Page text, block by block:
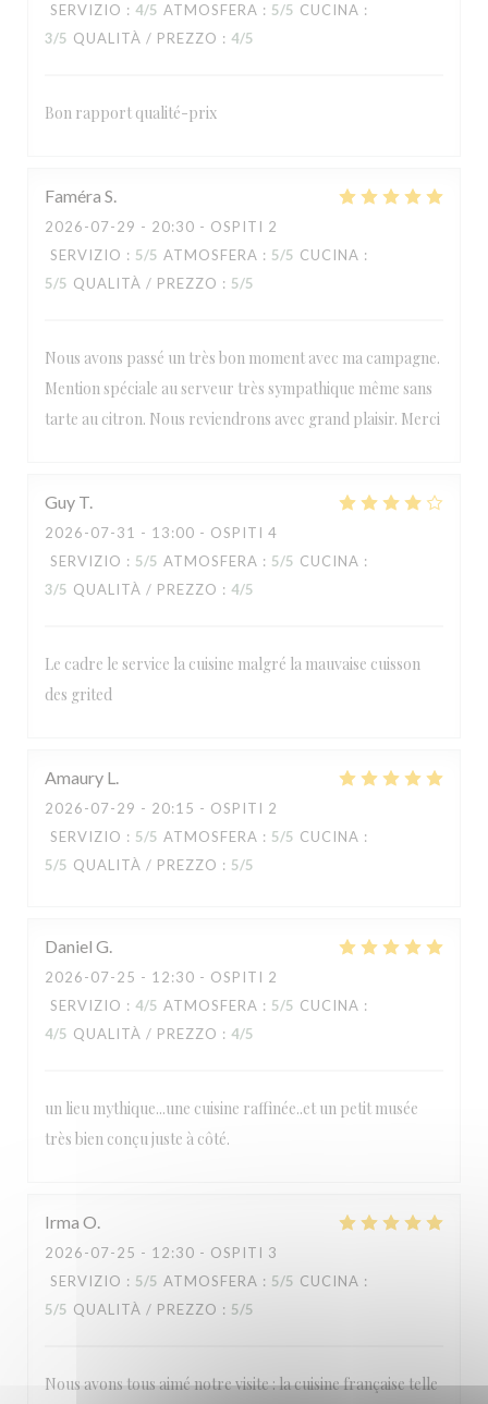
SERVIZIO : 4/5 ATMOSFERA : 5/5 CUCINA :
3/5 QUALITÀ / PREZZO : 4/5
Bon rapport qualité-prix
Faméra S
2026-07-29 - 20:30 - OSPITI 2
SERVIZIO : 5/5 ATMOSFERA : 5/5 CUCINA :
5/5 QUALITÀ / PREZZO : 5/5
Nous avons passé un très bon moment avec ma campagne.
Mention spéciale au serveur très sympathique même sans
tarte au citron. Nous reviendrons avec grand plaisir. Merci
Guy T
2026-07-31 - 13:00 - OSPITI 4
SERVIZIO : 5/5 ATMOSFERA : 5/5 CUCINA :
3/5 QUALITÀ / PREZZO : 4/5
Le cadre le service la cuisine malgré la mauvaise cuisson
des grited
Amaury L
2026-07-29 - 20:15 - OSPITI 2
SERVIZIO : 5/5 ATMOSFERA : 5/5 CUCINA :
5/5 QUALITÀ / PREZZO : 5/5
Daniel G
2026-07-25 - 12:30 - OSPITI 2
SERVIZIO : 4/5 ATMOSFERA : 5/5 CUCINA :
4/5 QUALITÀ / PREZZO : 4/5
un lieu mythique...une cuisine raffinée..et un petit musée
très bien conçu juste à côté.
Irma O
2026-07-25 - 12:30 - OSPITI 3
SERVIZIO : 5/5 ATMOSFERA : 5/5 CUCINA :
5/5 QUALITÀ / PREZZO : 5/5
Nous avons tous aimé notre visite : la cuisine française telle